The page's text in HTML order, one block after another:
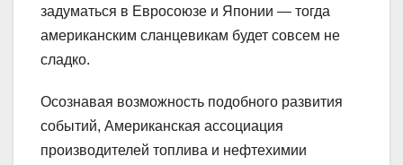
задуматься в Евросоюзе и Японии — тогда
американским сланцевикам будет совсем не
сладко.
Осознавая возможность подобного развития
событий, Американская ассоциация
производителей топлива и нефтехимии